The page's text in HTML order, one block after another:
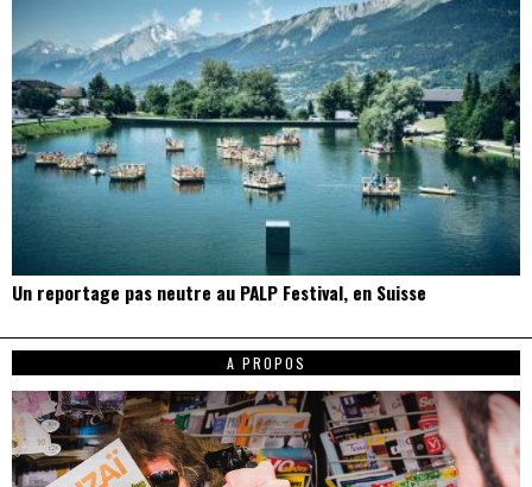
Un reportage pas neutre au PALP Festival, en Suisse
A PROPOS